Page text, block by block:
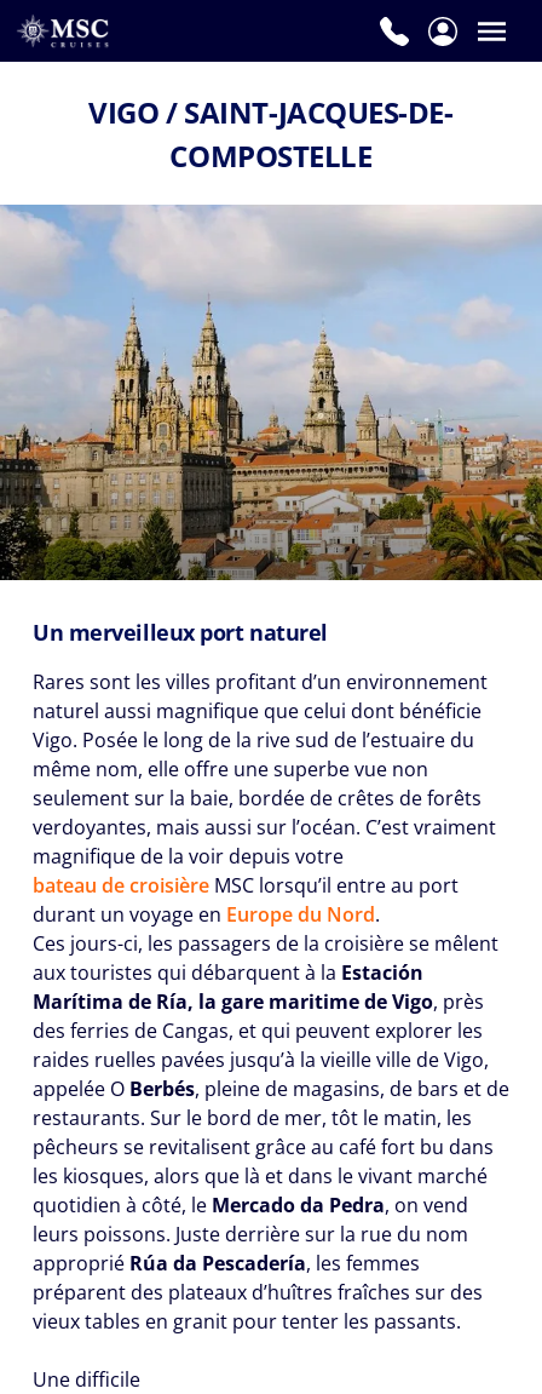
VIGO / SAINT-JACQUES-DE-
COMPOSTELLE
Un merveilleux port naturel
Rares sont les villes profitant d’un environnement
naturel aussi magnifique que celui dont bénéficie
Vigo. Posée le long de la rive sud de l’estuaire du
même nom, elle offre une superbe vue non
seulement sur la baie, bordée de crêtes de forêts
verdoyantes, mais aussi sur l’océan. C’est vraiment
magnifique de la voir depuis votre
bateau de croisière MSC lorsqu’il entre au port
durant un voyage en Europe du Nord.
Ces jours-ci, les passagers de la croisière se mêlent
aux touristes qui débarquent à la Estación
Marítima de Ría, la gare maritime de Vigo, près
des ferries de Cangas, et qui peuvent explorer les
raides ruelles pavées jusqu’à la vieille ville de Vigo,
appelée O Berbés, pleine de magasins, de bars et de
restaurants. Sur le bord de mer, tôt le matin, les
pêcheurs se revitalisent grâce au café fort bu dans
les kiosques, alors que là et dans le vivant marché
quotidien à côté, le Mercado da Pedra, on vend
leurs poissons. Juste derrière sur la rue du nom
approprié Rúa da Pescadería, les femmes
préparent des plateaux d’huîtres fraîches sur des
vieux tables en granit pour tenter les passants.
Une difficile